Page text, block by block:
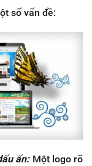
số vấn đề:
ấn: Một logo rõ